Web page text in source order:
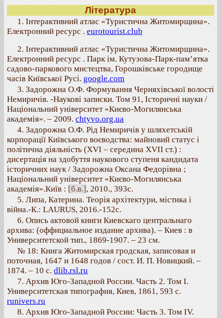
Література
1. Інтерактивний атлас «Туристична Житомирщина».
Електронний ресурс . eurotourist.club
2. Інтерактивний атлас «Туристична Житомирщина».
Електронний ресурс . Парк ім. Кутузова-Парк-пам’ятка
садово-паркового мистецтва, Горошківське городище
часів Київської Русі. google.com
3. Задорожна О.Ф. Формування Черняхівської волості
Немиричів. -Наукові записки. Том 91, Історичні науки /
Національний університет «Києво-Могилянська
академія». – 2009. chtyvo.org.ua
4. Задорожна О.Ф. Рід Немиричів у шляхетській
корпорації Київського воєводства: майновий статус і
політична діяльність (XVI – середина XVII ст.) :
дисертація на здобуття наукового ступеня кандидата
історичних наук / Задорожна Оксана Федорівна ;
Національний університет «Києво-Могилянська
академія».Київ : [б.в.], 2010., 393с.
5. Липа, Катерина. Теорія архітектури, містика і
війна.-К.: LAURUS, 2016.-152с.
6. Опись актовой книги Киевскаго центральнаго
архива: (оффициальное издание архива). – Киев : в
Университетской тип., 1869-1907. – 23 см.
№ 18: Книга Житомирская гродская, записовая и
поточная, 1647 и 1648 годов / сост. И. П. Новицкий. –
1874. – 10 с. dlib.rsl.ru
7. Архив Юго-Западной России. Часть 2. Том I.
Университетская типография, Киев, 1861, 593 с.
runivers.ru
8. Архив Юго-Западной России: Часть 3. Том IV.